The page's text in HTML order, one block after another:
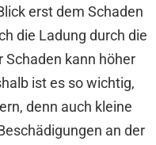
erst dem Schaden
die Ladung durch die
Schaden kann höher
ist es so wichtig,
denn auch kleine
an der